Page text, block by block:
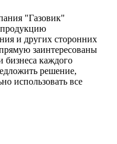
"Газовик"
продукцию
и других сторонних
заинтересованы
бизнеса каждого
решение,
использовать все